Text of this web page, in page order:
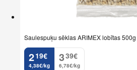
Saulespuķu sēklas ARIMEX lobītas 500g
2
. 19€
4,38€/kg
3
. 39€
6,78€/kg